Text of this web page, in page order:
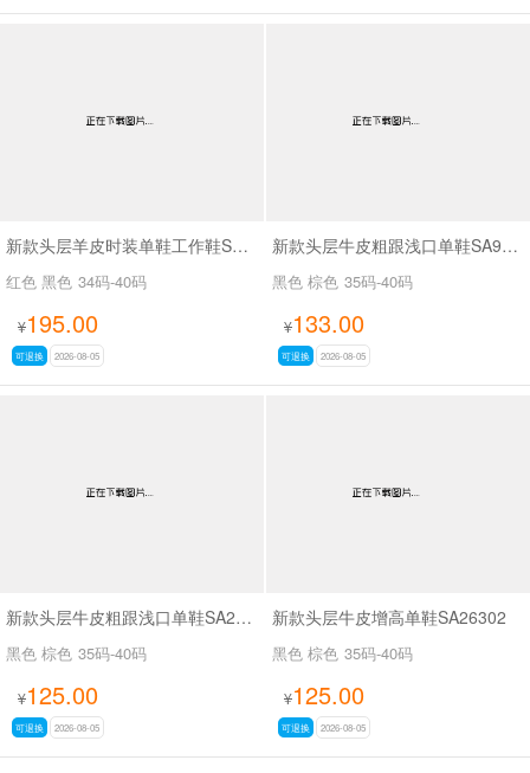
新款头层羊皮时装单鞋工作鞋SA56-53
红色 黑色 34码-40码
¥195.00
可退换 2026-08-05
新款头层牛皮粗跟浅口单鞋SA9629-5
黑色 棕色 35码-40码
¥133.00
可退换 2026-08-05
新款头层牛皮粗跟浅口单鞋SA26339
黑色 棕色 35码-40码
¥125.00
可退换 2026-08-05
新款头层牛皮增高单鞋SA26302
黑色 棕色 35码-40码
¥125.00
可退换 2026-08-05